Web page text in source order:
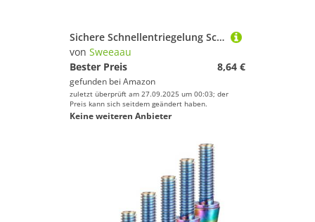
Sichere Schnellentriegelung Scubas Gear Clip Ergonomischer Unterwasserausrüstungsclip für sichere Befestigungen, bequemer Verschluss
von Sweeaau
Bester Preis
8,64 €
gefunden bei Amazon
zuletzt überprüft am 27.09.2025 um 00:03; der
Preis kann sich seitdem geändert haben.
Keine weiteren Anbieter